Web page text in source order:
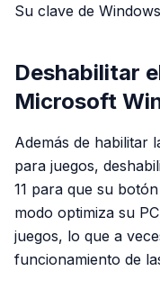
Su clave de
Deshabilitar
Microsoft
Además de habilitar
para juegos,
11 para que su
modo optimiza su
juegos, lo que a
funcionamiento de